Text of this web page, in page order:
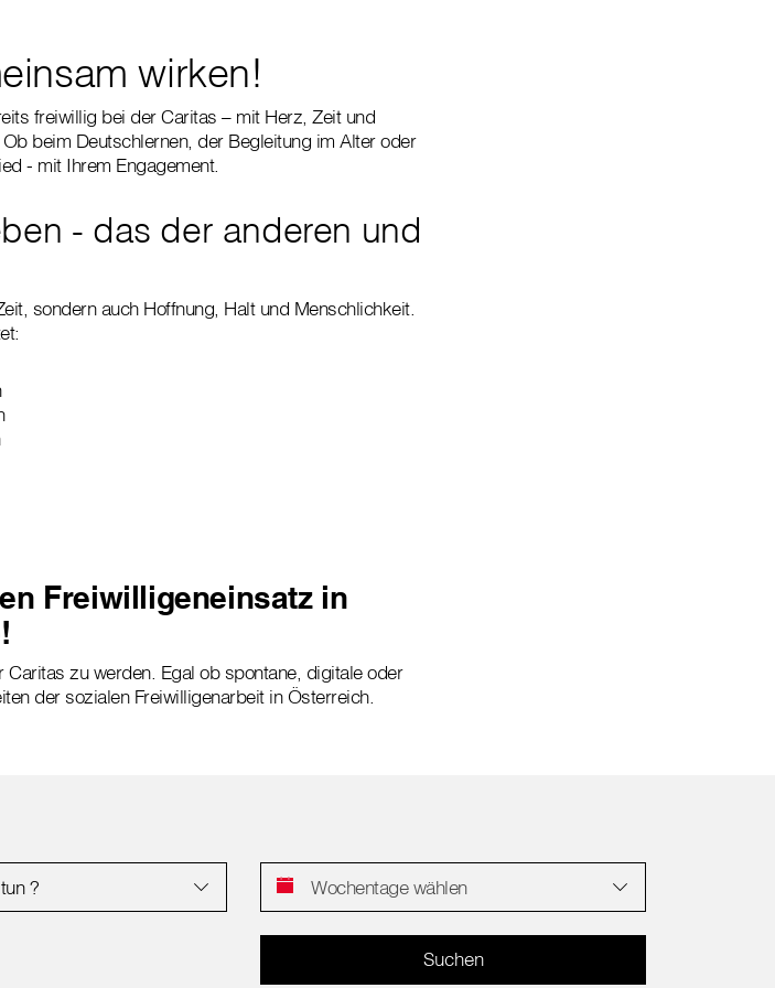
wirken!
freiwillig bei der Caritas – mit Herz, Zeit und
beim Deutschlernen, der Begleitung im Alter oder
- mit Ihrem Engagement.
- das der anderen und
sondern auch Hoffnung, Halt und Menschlichkeit.
Freiwilligeneinsatz in
zu werden. Egal ob spontane, digitale oder
der sozialen Freiwilligenarbeit in Österreich.
? Wochentage wählen